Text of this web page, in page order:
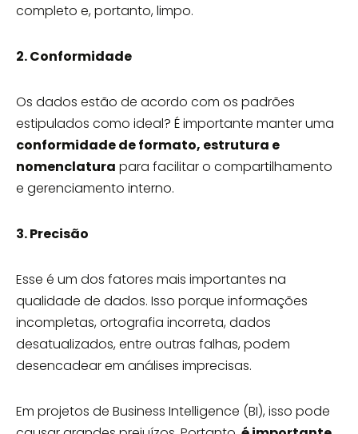
completo e, portanto, limpo.
2. Conformidade
Os dados estão de acordo com os padrões
estipulados como ideal? É importante manter uma
conformidade de formato, estrutura e
nomenclatura para facilitar o compartilhamento
e gerenciamento interno.
3. Precisão
Esse é um dos fatores mais importantes na
qualidade de dados. Isso porque informações
incompletas, ortografia incorreta, dados
desatualizados, entre outras falhas, podem
desencadear em análises imprecisas.
Em projetos de Business Intelligence (BI), isso pode